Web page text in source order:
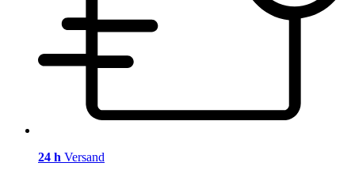
24 h Versand